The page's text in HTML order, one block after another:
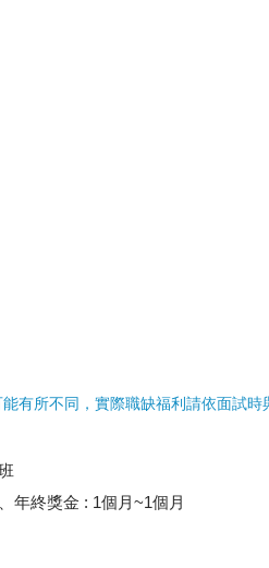
有所不同，實際職缺福利請依面試時
年終獎金 : 1個月~1個月